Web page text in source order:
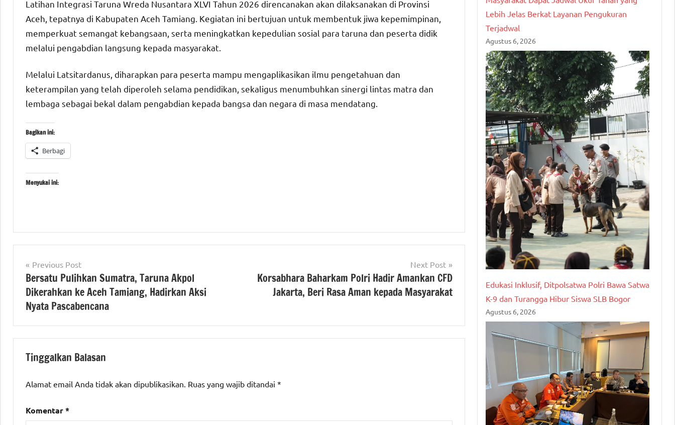
Latihan Integrasi Taruna Wreda Nusantara XLVI Tahun 2026 direncanakan akan dilaksanakan di Provinsi
Aceh, tepatnya di Kabupaten Aceh Tamiang. Kegiatan ini bertujuan untuk membentuk jiwa kepemimpinan,
memperkuat semangat kebangsaan, serta meningkatkan kepedulian sosial para taruna dan peserta didik
melalui pengabdian langsung kepada masyarakat.
Melalui Latsitardanus, diharapkan para peserta mampu mengaplikasikan ilmu pengetahuan dan
keterampilan yang telah diperoleh selama pendidikan, sekaligus menumbuhkan sinergi lintas matra dan
lembaga sebagai bekal dalam pengabdian kepada bangsa dan negara di masa mendatang.
Bagikan ini:
Berbagi
Menyukai ini:
#berita
semarang
#Latsitardanus
XLVI
tanjung
#semarang
polri
TNI
Navigasi
pos
Previous Post
Bersatu Pulihkan Sumatra, Taruna Akpol
Dikerahkan ke Aceh Tamiang, Hadirkan Aksi
Nyata Pascabencana
Next Post
Korsabhara Baharkam Polri Hadir Amankan CFD
Jakarta, Beri Rasa Aman kepada Masyarakat
Tinggalkan Balasan
Alamat email Anda tidak akan dipublikasikan. Ruas yang wajib ditandai *
Komentar*
Lebih Jelas Berkat Layanan Pengukuran
Terjadwal
Agustus 6, 2026
Edukasi Inklusif, Ditpolsatwa Polri Bawa Satwa
K-9 dan Turangga Hibur Siswa SLB Bogor
Agustus 6, 2026